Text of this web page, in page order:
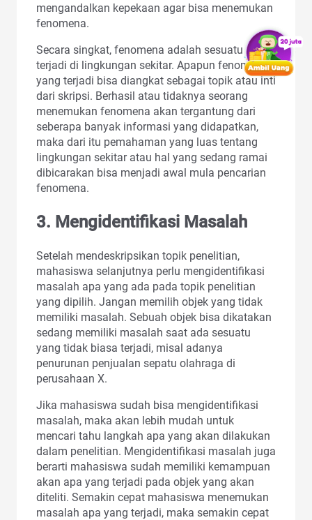
mengandalkan kepekaan agar bisa menemukan
fenomena.
Secara singkat, fenomena adalah sesuatu yang
terjadi di lingkungan sekitar. Apapun fenomena
yang terjadi bisa diangkat sebagai topik atau inti
dari skripsi. Berhasil atau tidaknya seorang
menemukan fenomena akan tergantung dari
seberapa banyak informasi yang didapatkan,
maka dari itu pemahaman yang luas tentang
lingkungan sekitar atau hal yang sedang ramai
dibicarakan bisa menjadi awal mula pencarian
fenomena.
3. Mengidentifikasi Masalah
Setelah mendeskripsikan topik penelitian,
mahasiswa selanjutnya perlu mengidentifikasi
masalah apa yang ada pada topik penelitian
yang dipilih. Jangan memilih objek yang tidak
memiliki masalah. Sebuah objek bisa dikatakan
sedang memiliki masalah saat ada sesuatu
yang tidak biasa terjadi, misal adanya
penurunan penjualan sepatu olahraga di
perusahaan X.
Jika mahasiswa sudah bisa mengidentifikasi
masalah, maka akan lebih mudah untuk
mencari tahu langkah apa yang akan dilakukan
dalam penelitian. Mengidentifikasi masalah juga
berarti mahasiswa sudah memiliki kemampuan
akan apa yang terjadi pada objek yang akan
diteliti. Semakin cepat mahasiswa menemukan
masalah apa yang terjadi, maka semakin cepat